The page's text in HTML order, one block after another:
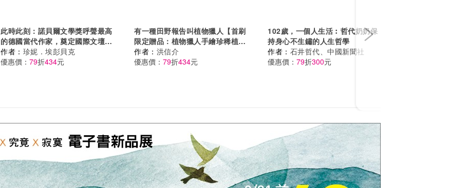
此時此刻：諾貝爾文學獎呼聲最高
的德國當代作家，奠定國際文壇地
位代表作！（榮獲2024年國際布
克獎大獎，《時代雜誌》年度百大
作者： 珍妮．埃彭貝克
優惠價： 79折434元
有一種田野報告叫植物獵人【首刷
限定贈品：植物獵人手繪珍稀植物
珠光貼紙＋戀花書卡】
作者： 洪信介
優惠價： 79折434元
102歲，一個人生活︰哲代奶奶保
持身心不生鏽的人生哲學
作者： 石井哲代、中國新聞社
優惠價： 79折300元